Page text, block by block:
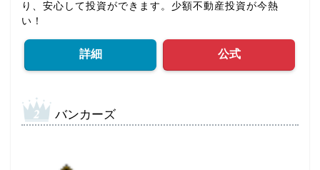
り、安心して投資ができます。少額不動産投資が今熱
い！
詳細 公式
バンカーズ